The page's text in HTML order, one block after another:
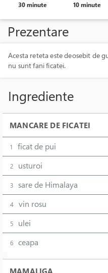
30 minute
10 minute
Prezentare
Acesta reteta este deosebit de
nu sunt fani ficatei.
Ingrediente
MANCARE DE FICATEI
1 ficat de pui
2 usturoi
3 sare de Himalaya
4 vin rosu
5 ulei
6 ceapa
MAMALIGA